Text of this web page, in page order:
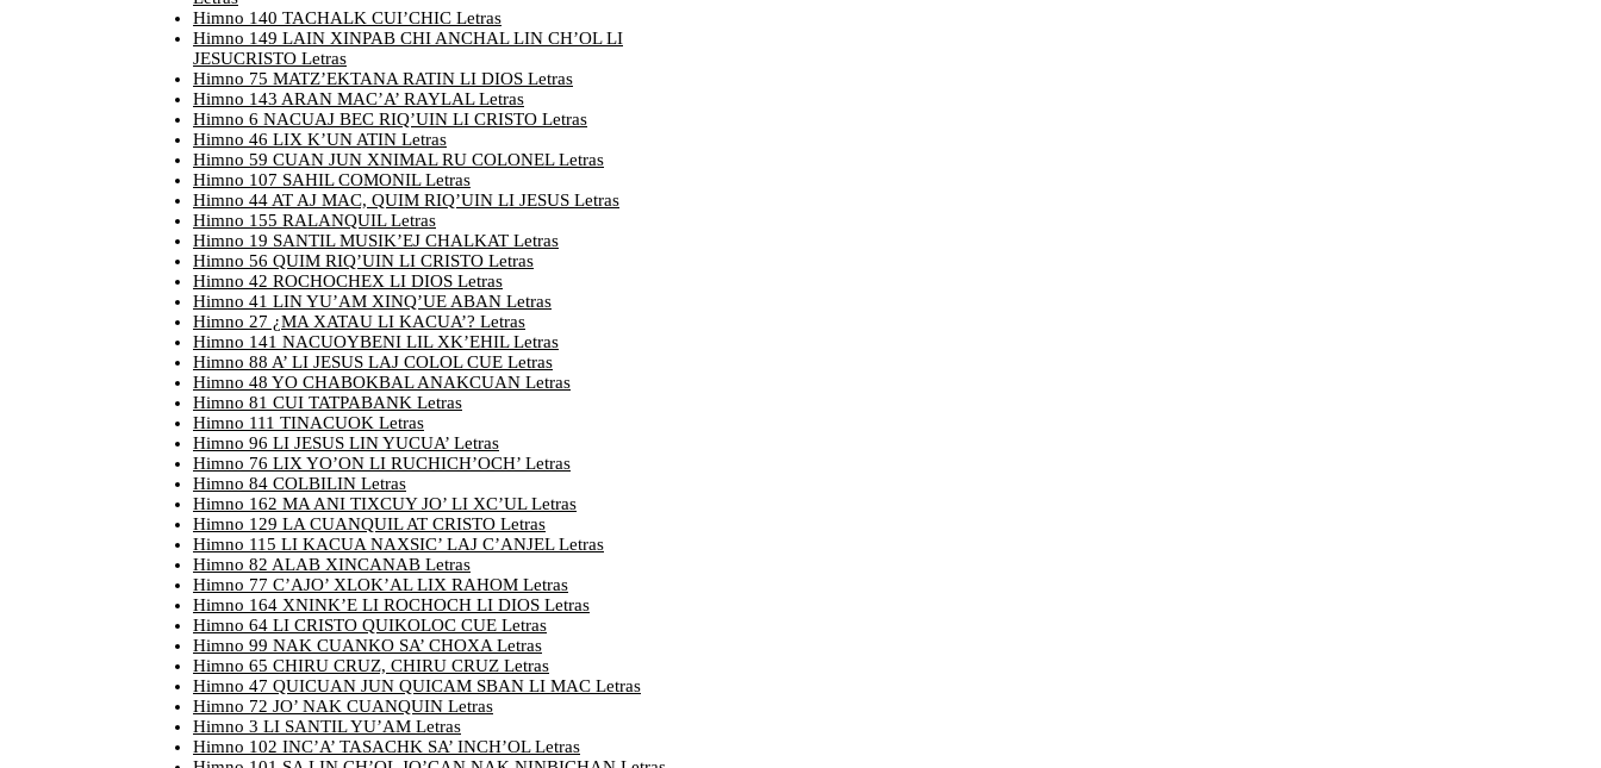
Himno 140 TACHALK CUI’CHIC Letras
Himno 149 LAIN XINPAB CHI ANCHAL LIN CH’OL LI
JESUCRISTO Letras
Himno 75 MATZ’EKTANA RATIN LI DIOS Letras
Himno 143 ARAN MAC’A’ RAYLAL Letras
Himno 6 NACUAJ BEC RIQ’UIN LI CRISTO Letras
Himno 46 LIX K’UN ATIN Letras
Himno 59 CUAN JUN XNIMAL RU COLONEL Letras
Himno 107 SAHIL COMONIL Letras
Himno 44 AT AJ MAC, QUIM RIQ’UIN LI JESUS Letras
Himno 155 RALANQUIL Letras
Himno 19 SANTIL MUSIK’EJ CHALKAT Letras
Himno 56 QUIM RIQ’UIN LI CRISTO Letras
Himno 42 ROCHOCHEX LI DIOS Letras
Himno 41 LIN YU’AM XINQ’UE ABAN Letras
Himno 27 ¿MA XATAU LI KACUA’? Letras
Himno 141 NACUOYBENI LIL XK’EHIL Letras
Himno 88 A’ LI JESUS LAJ COLOL CUE Letras
Himno 48 YO CHABOKBAL ANAKCUAN Letras
Himno 81 CUI TATPABANK Letras
Himno 111 TINACUOK Letras
Himno 96 LI JESUS LIN YUCUA’ Letras
Himno 76 LIX YO’ON LI RUCHICH’OCH’ Letras
Himno 84 COLBILIN Letras
Himno 162 MA ANI TIXCUY JO’ LI XC’UL Letras
Himno 129 LA CUANQUIL AT CRISTO Letras
Himno 115 LI KACUA NAXSIC’ LAJ C’ANJEL Letras
Himno 82 ALAB XINCANAB Letras
Himno 77 C’AJO’ XLOK’AL LIX RAHOM Letras
Himno 164 XNINK’E LI ROCHOCH LI DIOS Letras
Himno 64 LI CRISTO QUIKOLOC CUE Letras
Himno 99 NAK CUANKO SA’ CHOXA Letras
Himno 65 CHIRU CRUZ, CHIRU CRUZ Letras
Himno 47 QUICUAN JUN QUICAM SBAN LI MAC Letras
Himno 72 JO’ NAK CUANQUIN Letras
Himno 3 LI SANTIL YU’AM Letras
Himno 102 INC’A’ TASACHK SA’ INCH’OL Letras